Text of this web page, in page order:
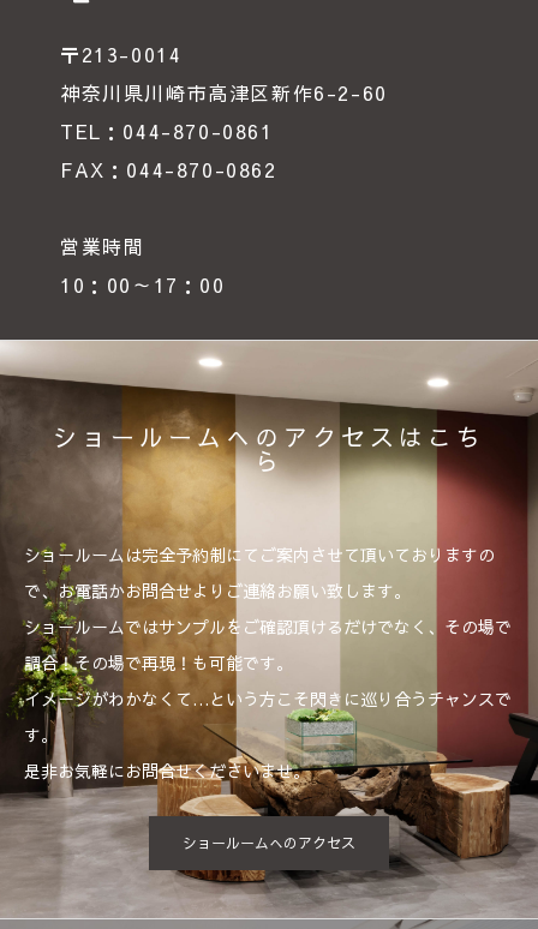
〒213-0014
神奈川県川崎市高津区新作6-2-60
TEL：044-870-0861
FAX：044-870-0862
営業時間
10：00～17：00
ショールームへのアクセスはこち
ら
ショールームは完全予約制にてご案内させて頂いておりますの
で、お電話かお問合せよりご連絡お願い致します。
ショールームではサンプルをご確認頂けるだけでなく、その場で
調合！その場で再現！も可能です。
イメージがわかなくて…という方こそ閃きに巡り合うチャンスで
す。
是非お気軽にお問合せくださいませ。
ショールームへのアクセス